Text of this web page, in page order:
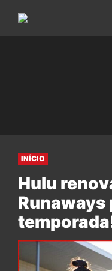
INÍCIO
Hulu
Runaways